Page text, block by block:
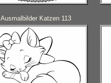
Ausmalbilder Katzen 113